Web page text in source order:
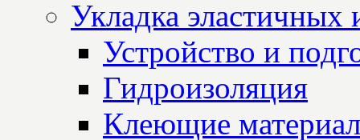
Укладка
Устройство и
Гидроизоляция
Клеющие